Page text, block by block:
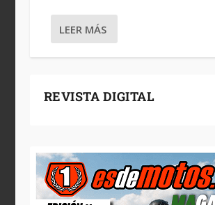
LEER MÁS
REVISTA DIGITAL